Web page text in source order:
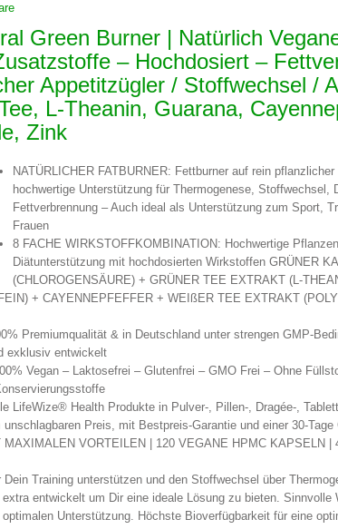
Green Burner | Natürlich
– Hochdosiert –
Appetitzügler / Stoffwechsel /
L-Theanin, Guarana,
Zink
NATÜRLICHER FATBURNER: Fettburner auf rein
hochwertige Unterstützung für Thermogenese, Stoffwechsel,
Fettverbrennung – Auch ideal als Unterstützung zum Sport,
Frauen
8 FACHE WIRKSTOFFKOMBINATION: Hochwertige
Diätunterstützung mit hochdosierten Wirkstoffen GRÜNER
(CHLOROGENSÄURE) + GRÜNER TEE EXTRAKT (L-
+ CAYENNEPFEFFER + WEIßER TEE EXTRAKT
Premiumqualität & in Deutschland unter strengen GMP-
exklusiv entwickelt
Vegan – Laktosefrei – Glutenfrei – GMO Frei – Ohne
LifeWize® Health Produkte in Pulver-, Pillen-, Dragée-,
Preis, mit Bestpreis-Garantie und einer 30-Tage
MAXIMALEN VORTEILEN | 120 VEGANE HPMC KAPSELN |
Training unterstützen und den Stoffwechsel über
entwickelt um Dir eine ideale Lösung zu bieten.
Unterstützung. Höchste Bioverfügbarkeit für eine